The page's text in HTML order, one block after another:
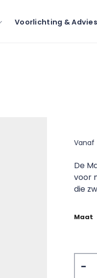
Voorlichting & Advies
Vanaf
De
voor
die
Maat